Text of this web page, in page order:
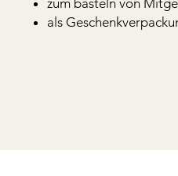
zum basteln von
als